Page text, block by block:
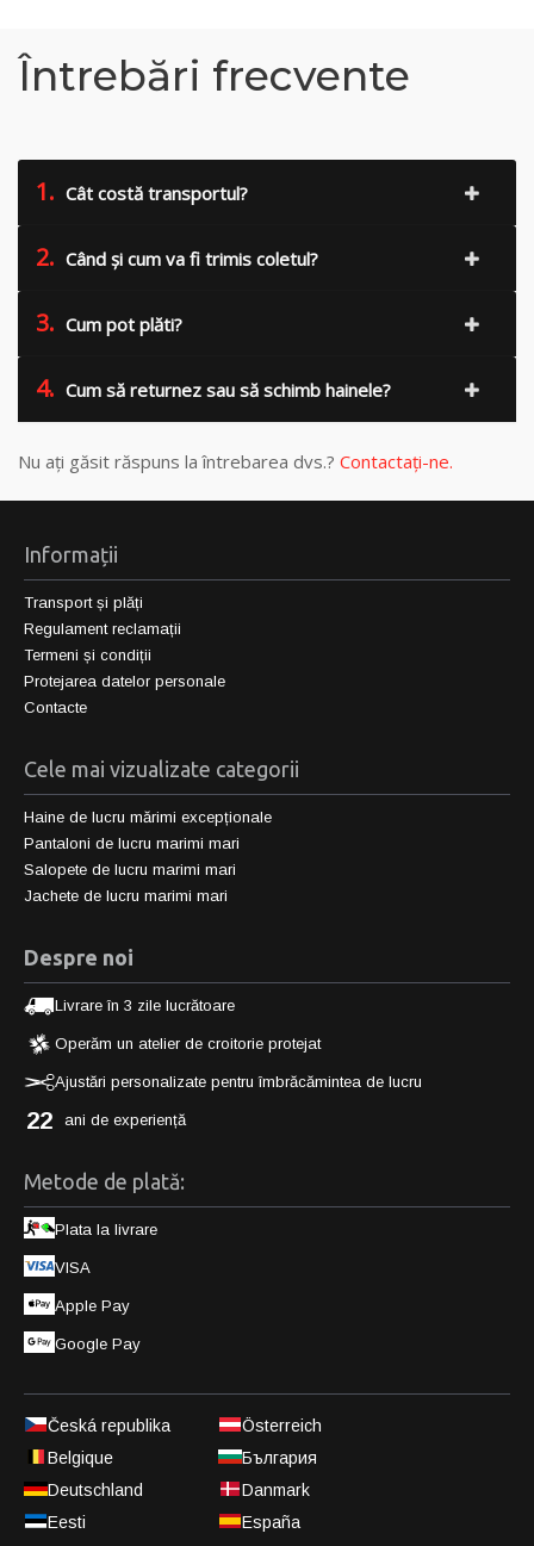
Întrebări frecvente
1. Cât costă transportul?
2. Când și cum va fi trimis coletul?
3. Cum pot plăti?
4. Cum să returnez sau să schimb hainele?
Nu ați găsit răspuns la întrebarea dvs.? Contactați-ne.
Informații
Transport și plăți
Regulament reclamații
Termeni și condiții
Protejarea datelor personale
Contacte
Cele mai vizualizate categorii
Haine de lucru mărimi excepționale
Pantaloni de lucru marimi mari
Salopete de lucru marimi mari
Jachete de lucru marimi mari
Despre noi
Livrare în 3 zile lucrătoare
Operăm un atelier de croitorie protejat
Ajustări personalizate pentru îmbrăcămintea de lucru
22 ani de experiență
Metode de plată:
Plata la livrare
VISA
Apple Pay
Google Pay
Česká republika
Österreich
Belgique
България
Deutschland
Danmark
Eesti
España